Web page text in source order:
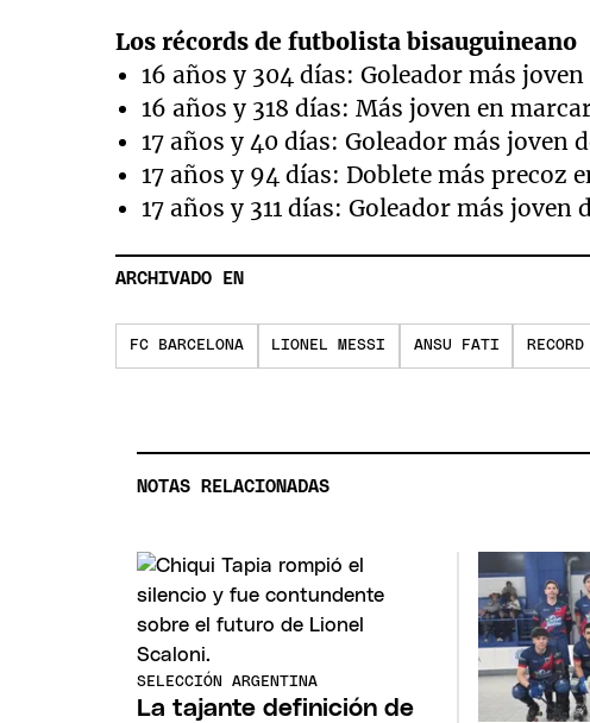
Los récords de futbolista bisauguineano
16 años y 304 días: Goleador más
16 años y 318 días: Más joven en
17 años y 40 días: Goleador más joven
17 años y 94 días: Doblete más precoz
17 años y 311 días: Goleador más
ARCHIVADO EN
FC BARCELONA LIONEL MESSI ANSU FATI RECORD
NOTAS RELACIONADAS
SELECCIÓN ARGENTINA
La tajante definición de